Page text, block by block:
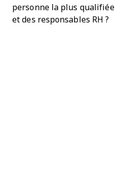
personne la plus
et des responsables RH ?